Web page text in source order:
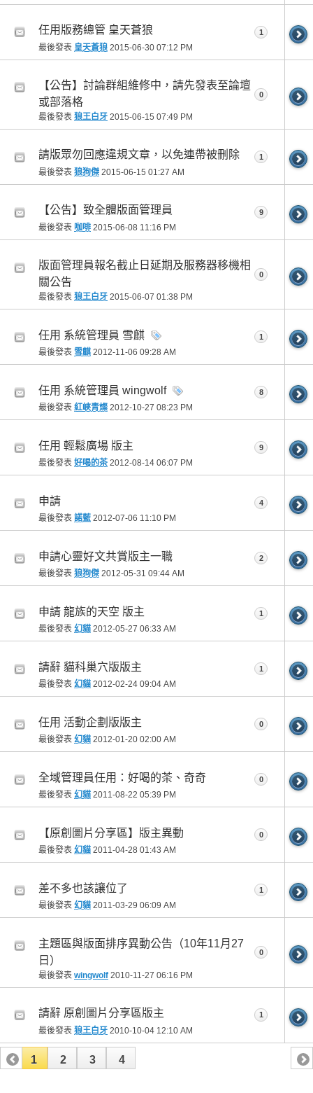
任用版務總管 皇天蒼狼
最後發表 皇天蒼狼 2015-06-30 07:12 PM
1
【公告】討論群組維修中，請先發表至論壇
或部落格
最後發表 狼王白牙 2015-06-15 07:49 PM
0
請版眾勿回應違規文章，以免連帶被刪除
最後發表 狼狗傑 2015-06-15 01:27 AM
1
【公告】致全體版面管理員
最後發表 咖啡 2015-06-08 11:16 PM
9
版面管理員報名截止日延期及服務器移機相
關公告
最後發表 狼王白牙 2015-06-07 01:38 PM
0
任用 系統管理員 雪麒
最後發表 雪麒 2012-11-06 09:28 AM
1
任用 系統管理員 wingwolf
最後發表 紅峽青燦 2012-10-27 08:23 PM
8
任用 輕鬆廣場 版主
最後發表 好喝的茶 2012-08-14 06:07 PM
9
申請
最後發表 諾藍 2012-07-06 11:10 PM
4
申請心靈好文共賞版主一職
最後發表 狼狗傑 2012-05-31 09:44 AM
2
申請 龍族的天空 版主
最後發表 幻貓 2012-05-27 06:33 AM
1
請辭 貓科巢穴版版主
最後發表 幻貓 2012-02-24 09:04 AM
1
任用 活動企劃版版主
最後發表 幻貓 2012-01-20 02:00 AM
0
全域管理員任用：好喝的茶、奇奇
最後發表 幻貓 2011-08-22 05:39 PM
0
【原創圖片分享區】版主異動
最後發表 幻貓 2011-04-28 01:43 AM
0
差不多也該讓位了
最後發表 幻貓 2011-03-29 06:09 AM
1
主題區與版面排序異動公告（10年11月27
日）
最後發表 wingwolf 2010-11-27 06:16 PM
0
請辭 原創圖片分享區版主
最後發表 狼王白牙 2010-10-04 12:10 AM
1
1 2 3 4